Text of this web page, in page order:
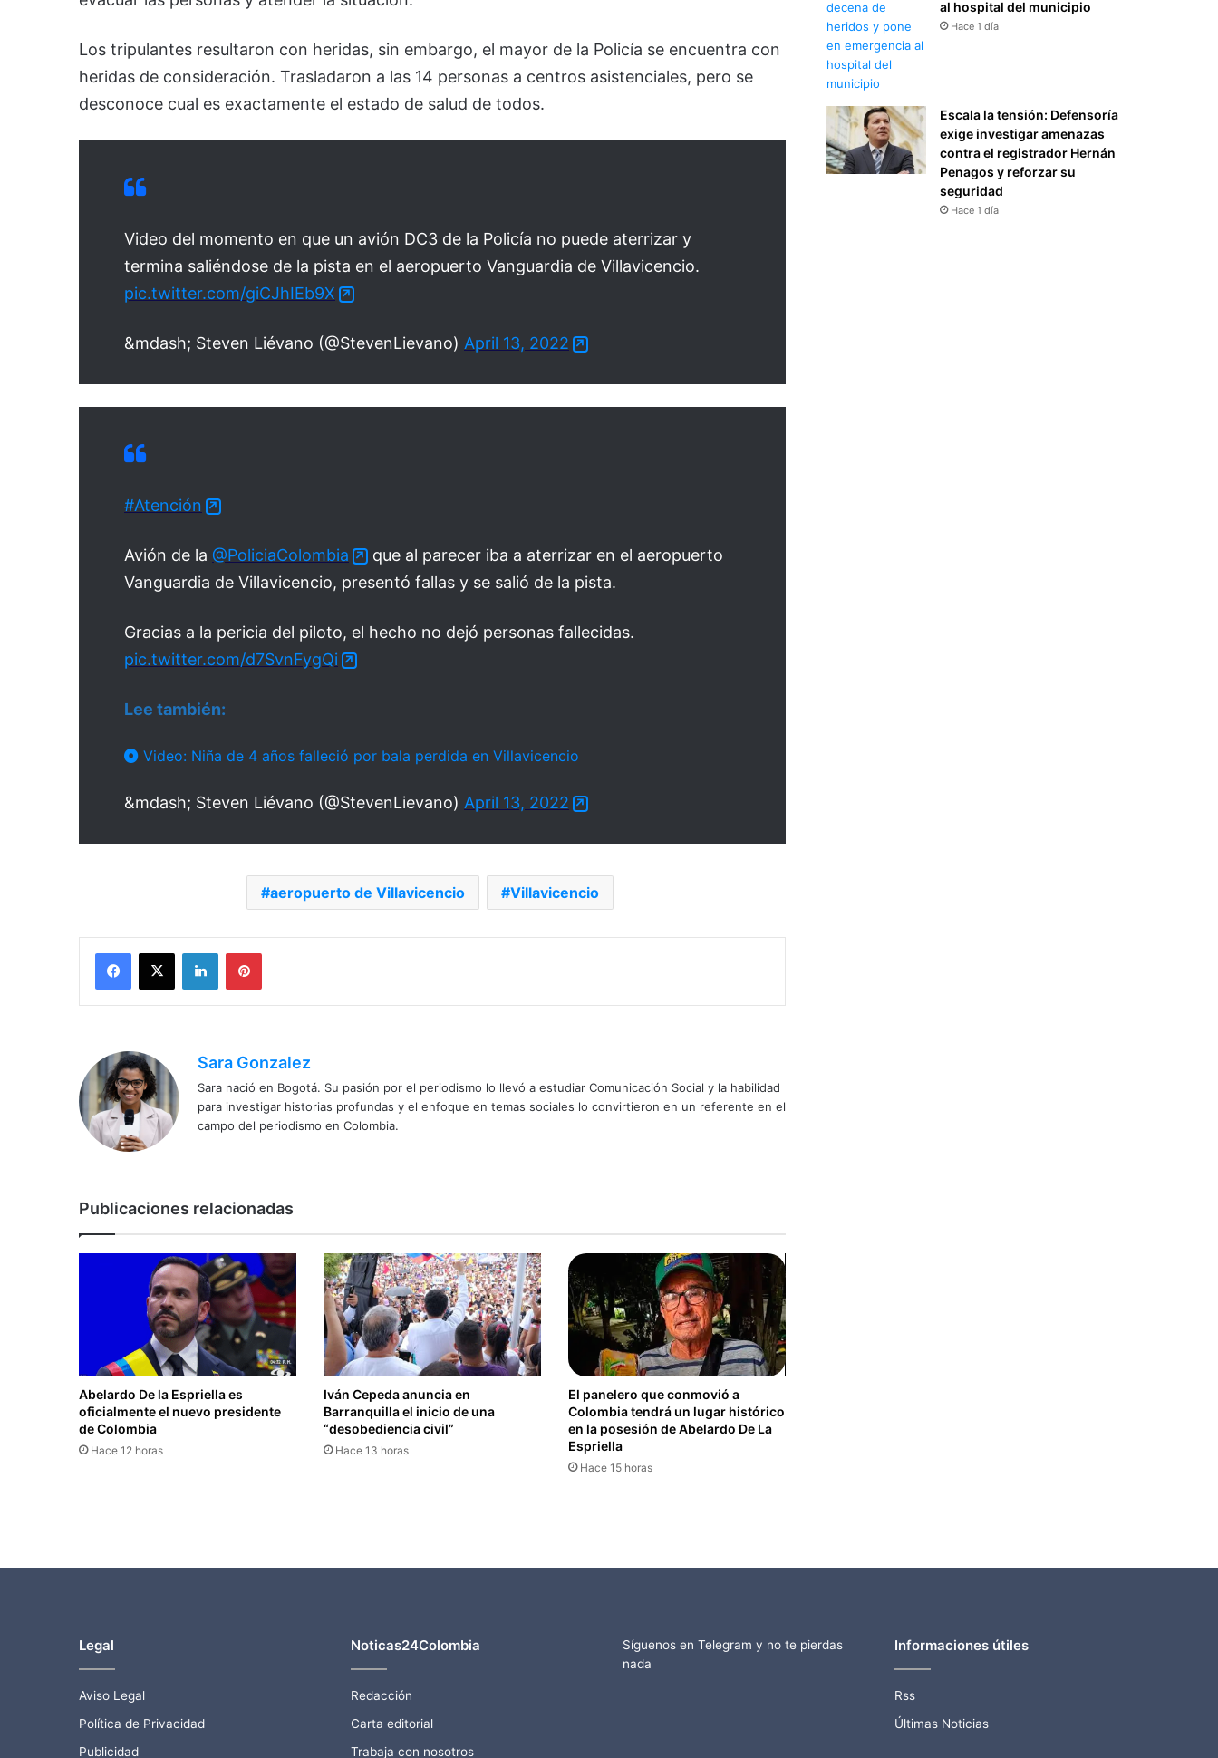
Los tripulantes resultaron con heridas, sin embargo, el mayor de la Policía se encuentra con
heridas de consideración. Trasladaron a las 14 personas a centros asistenciales, pero se
desconoce cual es exactamente el estado de salud de todos.
Video del momento en que un avión DC3 de la Policía no puede aterrizar y
termina saliéndose de la pista en el aeropuerto Vanguardia de Villavicencio.
pic.twitter.com/giCJhIEb9X
&mdash; Steven Liévano (@StevenLievano) April 13, 2022
#Atención
Avión de la @PoliciaColombia
que al parecer iba a aterrizar en el aeropuerto
Vanguardia de Villavicencio, presentó fallas y se salió de la pista.
Gracias a la pericia del piloto, el hecho no dejó personas fallecidas.
pic.twitter.com/d7SvnFygQi
Lee también:
Video: Niña de 4 años falleció por bala perdida en Villavicencio
&mdash; Steven Liévano (@StevenLievano) April 13, 2022
aeropuerto de Villavicencio Villavicencio
Facebook
X LinkedInPinterest
Sara Gonzalez
Sara nació en Bogotá. Su pasión por el periodismo lo llevó a estudiar Comunicación Social y la habilidad
para investigar historias profundas y el enfoque en temas sociales lo convirtieron en un referente en el
campo del periodismo en Colombia.
Publicaciones relacionadas
Abelardo De la Espriella es
oficialmente el nuevo presidente
de Colombia
Hace 12 horas
Iván Cepeda anuncia en
Barranquilla el inicio de una
“desobediencia civil”
Hace 13 horas
El panelero que conmovió a
Colombia tendrá un lugar histórico
en la posesión de Abelardo De La
Espriella
Hace 15 horas
al hospital del municipio
Hace 1 día
Escala la tensión: Defensoría
exige investigar amenazas
contra el registrador Hernán
Penagos y reforzar su
seguridad
Hace 1 día
Legal
Aviso Legal
Política de Privacidad
Publicidad
Noticas24Colombia
Redacción
Carta editorial
Trabaja con nosotros
Síguenos en Telegram y no te pierdas
nada
Informaciones útiles
Rss
Últimas Noticias